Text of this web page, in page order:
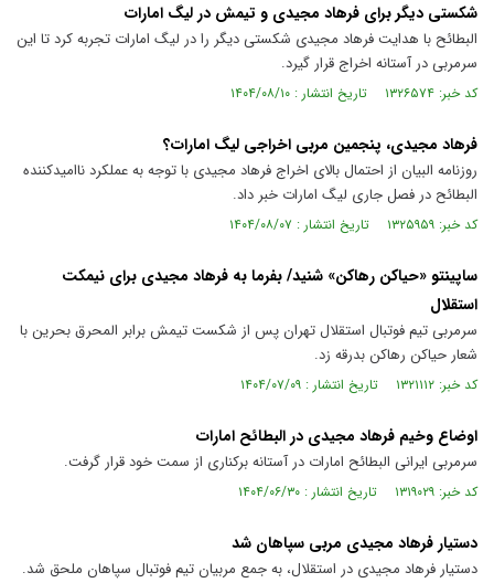
شکستی دیگر برای فرهاد مجیدی و تیمش در لیگ امارات
البطائح با هدایت فرهاد مجیدی شکستی دیگر را در لیگ امارات تجربه کرد تا این
سرمربی در آستانه اخراج قرار گیرد.
کد خبر: ۱۳۲۶۵۷۴ تاریخ انتشار : ۱۴۰۴/۰۸/۱۰
فرهاد مجیدی، پنجمین مربی اخراجی لیگ امارات؟
روزنامه البیان از احتمال بالای اخراج فرهاد مجیدی با توجه به عملکرد ناامیدکننده
البطائح در فصل جاری لیگ امارات خبر داد.
کد خبر: ۱۳۲۵۹۵۹ تاریخ انتشار : ۱۴۰۴/۰۸/۰۷
ساپینتو «حیاکن رهاکن» شنید/ بفرما به فرهاد مجیدی برای نیمکت
استقلال
سرمربی تیم فوتبال استقلال تهران پس از شکست تیمش برابر المحرق بحرین با
شعار حیاکن رهاکن بدرقه زد.
کد خبر: ۱۳۲۱۱۱۲ تاریخ انتشار : ۱۴۰۴/۰۷/۰۹
اوضاع وخیم فرهاد مجیدی در البطائح امارات
سرمربی ایرانی البطائح امارات در آستانه برکناری از سمت خود قرار گرفت.
کد خبر: ۱۳۱۹۰۲۹ تاریخ انتشار : ۱۴۰۴/۰۶/۳۰
دستیار فرهاد مجیدی مربی سپاهان شد
دستیار فرهاد مجیدی در استقلال، به جمع مربیان تیم فوتبال سپاهان ملحق شد.